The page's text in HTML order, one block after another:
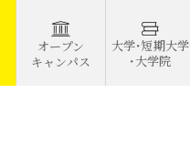
オープン
キャンパス
大学・短期大学
・大学院